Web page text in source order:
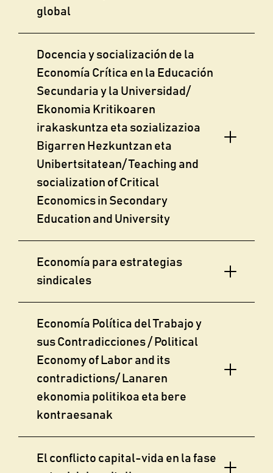
global
Docencia y socialización de la
Economía Crítica en la Educación
Secundaria y la Universidad/
Ekonomia Kritikoaren
irakaskuntza eta sozializazioa
Bigarren Hezkuntzan eta
Unibertsitatean/ Teaching and
socialization of Critical
Economics in Secondary
Education and University
Economía para estrategias
sindicales
Economía Política del Trabajo y
sus Contradicciones / Political
Economy of Labor and its
contradictions/ Lanaren
ekonomia politikoa eta bere
kontraesanak
El conflicto capital-vida en la fase